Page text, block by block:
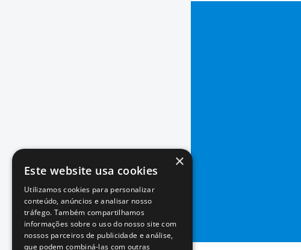
×
Este website usa cookies
Utilizamos cookies para personalizar
conteúdo, anúncios e analisar nosso
tráfego. Também compartilhamos
informações sobre o uso do nosso site com
nossos parceiros de publicidade e análise,
que podem combiná-las com outras